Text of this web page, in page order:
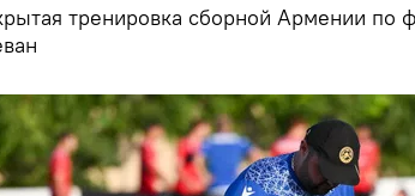
тренировка сборной Армении по